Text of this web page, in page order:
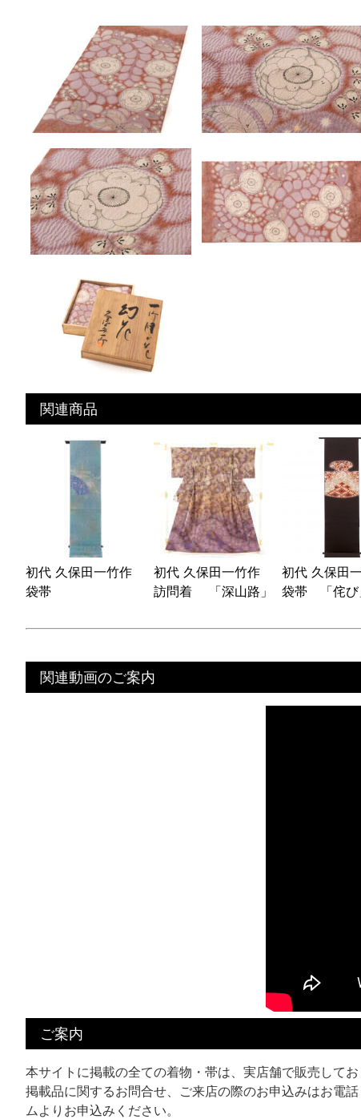
関連商品
初代 久保田一竹作
袋帯
初代 久保田一竹作
訪問着 「深山路」
初代 久保田
袋帯 「侘び
関連動画のご案内
ご案内
本サイトに掲載の全ての着物・帯は、実店舗で販売してお
掲載品に関するお問合せ、ご来店の際のお申込みはお電
ムよりお申込みください。